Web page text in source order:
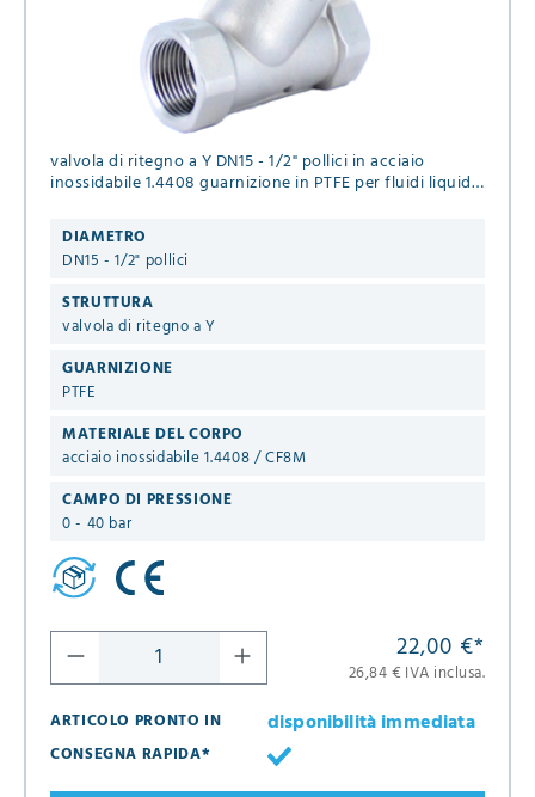
valvola di ritegno a Y DN15 - 1/2" pollici in acciaio
inossidabile 1.4408 guarnizione in PTFE per fluidi liquidi
DIAMETRO
DN15 - 1/2" pollici
STRUTTURA
valvola di ritegno a Y
GUARNIZIONE
PTFE
MATERIALE DEL CORPO
acciaio inossidabile 1.4408 / CF8M
CAMPO DI PRESSIONE
0 - 40 bar
22,00 €*
26,84 € IVA inclusa.
ARTICOLO PRONTO IN
disponibilità immediata
CONSEGNA RAPIDA*